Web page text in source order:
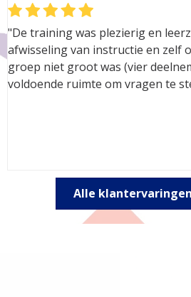
"De training was plezierig en
afwisseling van instructie en zelf
groep niet groot was (vier
voldoende ruimte om vragen te
Alle